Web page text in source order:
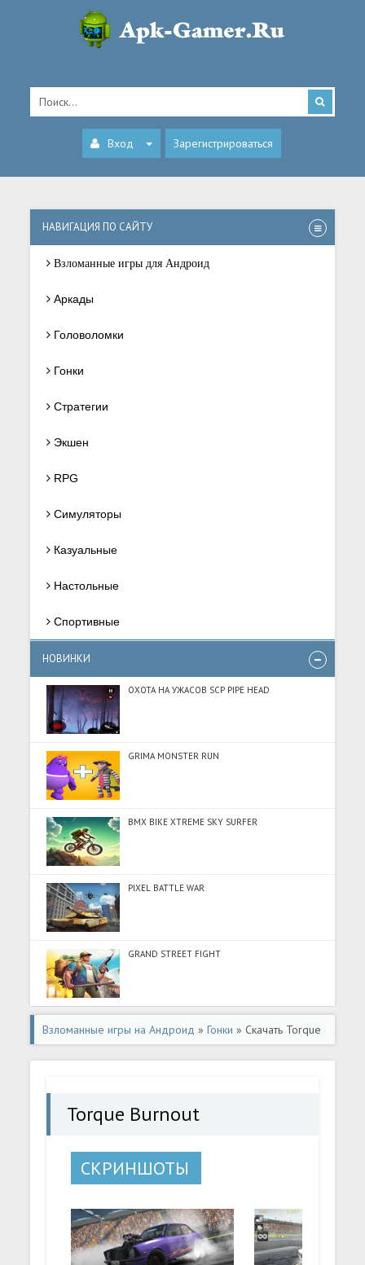
Вход Зарегистрироваться
НАВИГАЦИЯ ПО САЙТУ
Взломанные игры для Андроид
Аркады
Головоломки
Гонки
Стратегии
Экшен
RPG
Симуляторы
Казуальные
Настольные
Спортивные
НОВИНКИ
ОХОТА НА УЖАСОВ SCP PIPE HEAD
GRIMA MONSTER RUN
BMX BIKE XTREME SKY SURFER
PIXEL BATTLE WAR
GRAND STREET FIGHT
Взломанные игры на Андроид »Гонки » Скачать Torque
Burnout (Разблокировано все) на Андроид
Torque Burnout
СКРИНШОТЫ